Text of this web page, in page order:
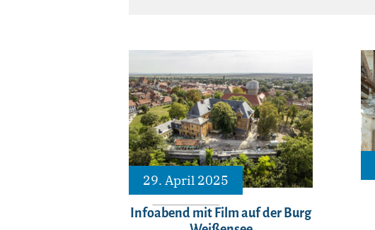
29. April 2025
Infoabend mit Film auf der Burg